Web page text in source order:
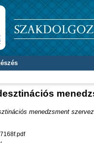
menedzsment